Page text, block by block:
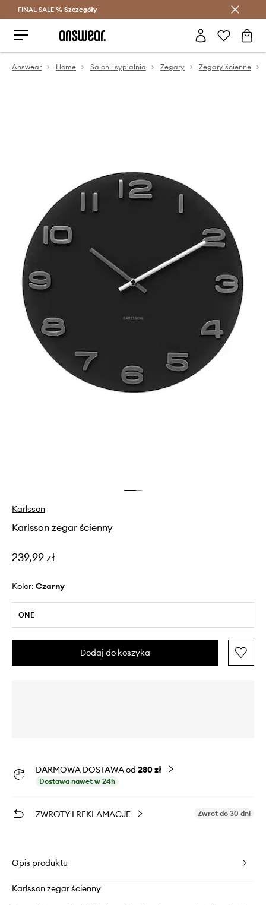
Oszczędzaj z Answear Club >
FINAL SALE % Szczegóły
Answear Home Salon i sypialnia Zegary Zegary ścienne
Karlsson
Karlsson zegar ścienny
239,99 zł
Kolor: czarny
ONE
Dodaj do koszyka
DARMOWA DOSTAWA od 280 zł
Dostawa nawet w 24h
ZWROTY I REKLAMACJE Zwrot do 30 dni
Opis produktu
Karlsson zegar ścienny